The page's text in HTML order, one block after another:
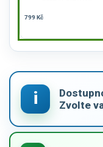
799 Kč